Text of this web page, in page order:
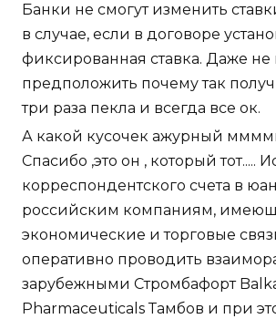
Банки не смогут изменить
в случае, если в договоре
фиксированная ставка. Даже не
предположить почему так
три раза пекла и всегда все ок.
А какой кусочек ажурный
Спасибо ,это он , который тот.....
корреспондентского счета в
российским компаниям,
экономические и торговые
оперативно проводить
зарубежными Стромбафорт
Pharmaceuticals Тамбов и при